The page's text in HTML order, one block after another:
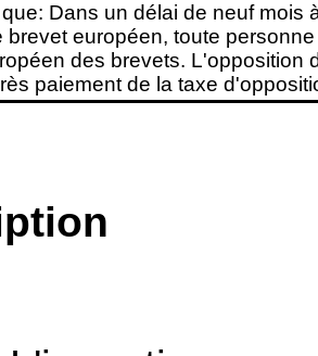
Dans un délai de neuf
brevet européen, toute
des brevets. L'opposition
paiement de la taxe